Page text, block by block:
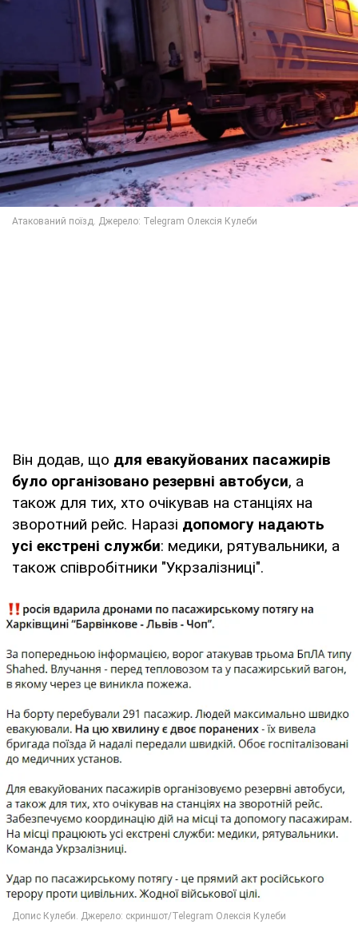
Він додав, що для евакуйованих пасажирів
було організовано резервні автобуси, а
також для тих, хто очікував на станціях на
зворотний рейс. Наразі допомогу надають
усі екстрені служби: медики, рятувальники, а
також співробітники "Укрзалізниці".